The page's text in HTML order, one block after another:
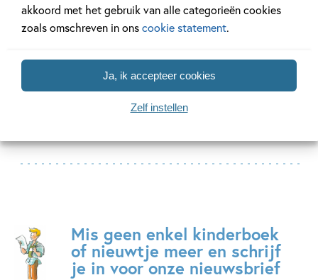
akkoord met het gebruik van alle categorieën cookies
zoals omschreven in onscookie statement.
Ja, ik accepteer cookies
Zelf instellen
Bekijk alle artikelen
Mis geen enkel kinderboek
of nieuwtje meer en schrijf
je in voor onze nieuwsbrief